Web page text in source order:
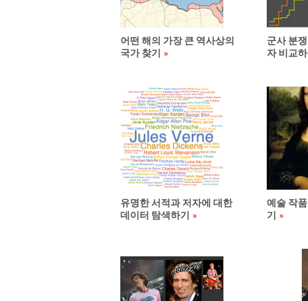
어떤 해의 가장 큰 역사상의
국가 찾기
군사 분
자 비교
유명한 서적과 저자에 대한
데이터 탐색하기
예술 작
기